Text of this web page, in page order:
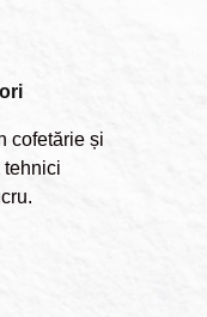
cofetărie și
tehnici